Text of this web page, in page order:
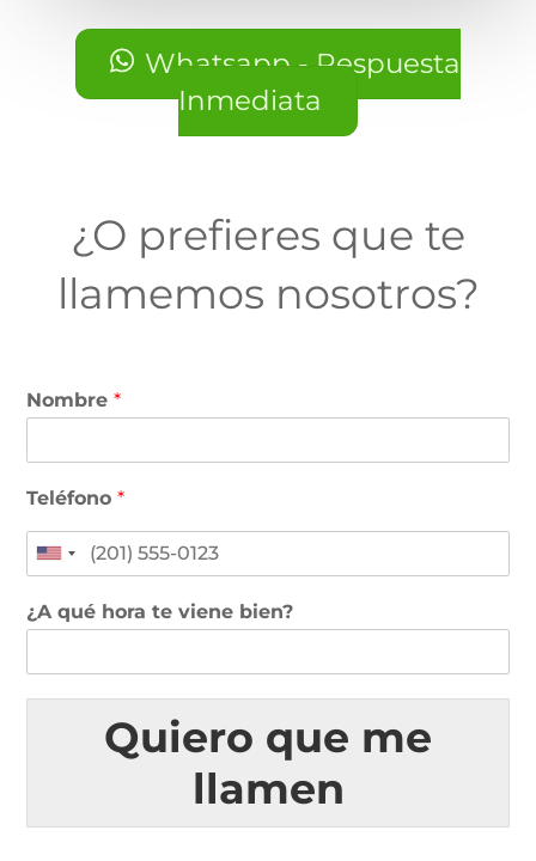
Whatsapp - Respuesta
Inmediata
¿O prefieres que te
llamemos nosotros?
Nombre*
Teléfono*
¿A qué hora te viene bien?
Quiero que me
llamen